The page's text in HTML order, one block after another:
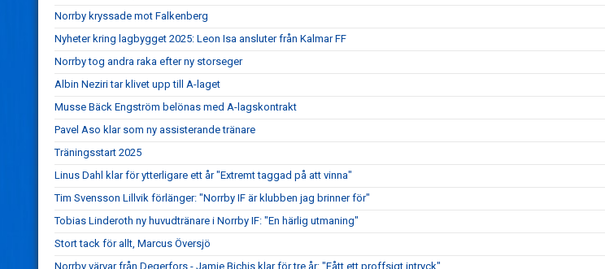
Norrby kryssade mot Falkenberg
Nyheter kring lagbygget 2025: Leon Isa ansluter från Kalmar FF
Norrby tog andra raka efter ny storseger
Albin Neziri tar klivet upp till A-laget
Musse Bäck Engström belönas med A-lagskontrakt
Pavel Aso klar som ny assisterande tränare
Träningsstart 2025
Linus Dahl klar för ytterligare ett år "Extremt taggad på att vinna"
Tim Svensson Lillvik förlänger: "Norrby IF är klubben jag brinner för"
Tobias Linderoth ny huvudtränare i Norrby IF: "En härlig utmaning"
Stort tack för allt, Marcus Översjö
Norrby värvar från Degerfors - Jamie Bichis klar för tre år: "Fått ett proffsigt intryck"